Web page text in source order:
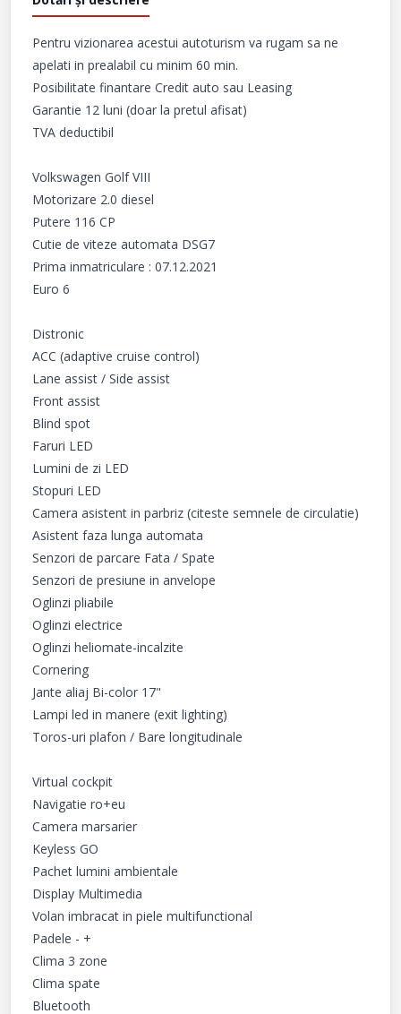
Pentru vizionarea acestui autoturism va rugam sa ne
apelati in prealabil cu minim 60 min.
Posibilitate finantare Credit auto sau Leasing
Garantie 12 luni (doar la pretul afisat)
TVA deductibil
Volkswagen Golf VIII
Motorizare 2.0 diesel
Putere 116 CP
Cutie de viteze automata DSG7
Prima inmatriculare : 07.12.2021
Euro 6
Distronic
ACC (adaptive cruise control)
Lane assist / Side assist
Front assist
Blind spot
Faruri LED
Lumini de zi LED
Stopuri LED
Camera asistent in parbriz (citeste semnele de circulatie)
Asistent faza lunga automata
Senzori de parcare Fata / Spate
Senzori de presiune in anvelope
Oglinzi pliabile
Oglinzi electrice
Oglinzi heliomate-incalzite
Cornering
Jante aliaj Bi-color 17"
Lampi led in manere (exit lighting)
Toros-uri plafon / Bare longitudinale
Virtual cockpit
Navigatie ro+eu
Camera marsarier
Keyless GO
Pachet lumini ambientale
Display Multimedia
Volan imbracat in piele multifunctional
Padele - +
Clima 3 zone
Clima spate
Bluetooth